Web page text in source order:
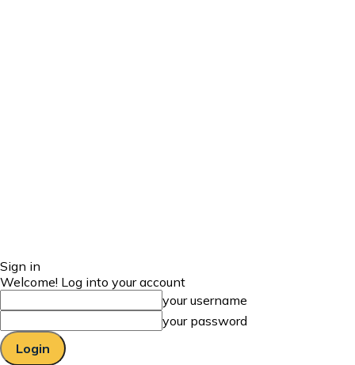
Sign in
Welcome! Log into your account
your username
your password